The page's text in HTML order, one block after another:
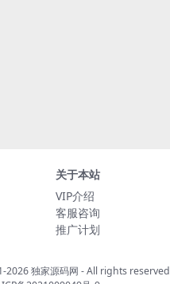
关于本站
VIP介绍
客服咨询
推广计划
2026独家源码网 - All rights reserved